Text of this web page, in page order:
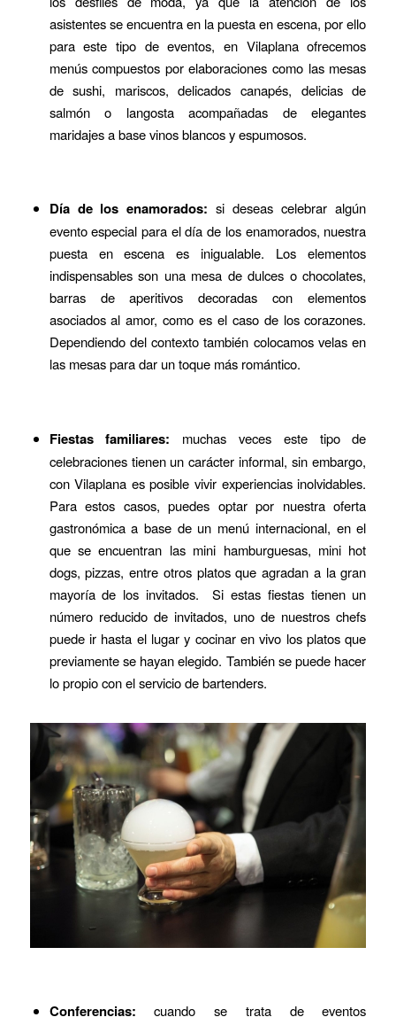
asistentes se encuentra en la puesta en escena, por ello
para este tipo de eventos, en Vilaplana ofrecemos
menús compuestos por elaboraciones como las mesas
de sushi, mariscos, delicados canapés, delicias de
salmón o langosta acompañadas de elegantes
maridajes a base vinos blancos y espumosos.
Día de los enamorados: si deseas celebrar algún
evento especial para el día de los enamorados, nuestra
puesta en escena es inigualable. Los elementos
indispensables son una mesa de dulces o chocolates,
barras de aperitivos decoradas con elementos
asociados al amor, como es el caso de los corazones.
Dependiendo del contexto también colocamos velas en
las mesas para dar un toque más romántico.
Fiestas familiares: muchas veces este tipo de
celebraciones tienen un carácter informal, sin embargo,
con Vilaplana es posible vivir experiencias inolvidables.
Para estos casos, puedes optar por nuestra oferta
gastronómica a base de un menú internacional, en el
que se encuentran las mini hamburguesas, mini hot
dogs, pizzas, entre otros platos que agradan a la gran
mayoría de los invitados. Si estas fiestas tienen un
número reducido de invitados, uno de nuestros chefs
puede ir hasta el lugar y cocinar en vivo los platos que
previamente se hayan elegido. También se puede hacer
lo propio con el servicio de bartenders.
Conferencias:cuando se trata de eventos